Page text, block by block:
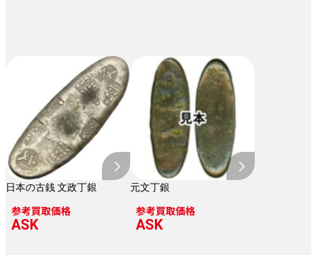
日本の古銭 文政丁銀
参考買取価格
ASK
元文丁銀
参考買取価格
ASK